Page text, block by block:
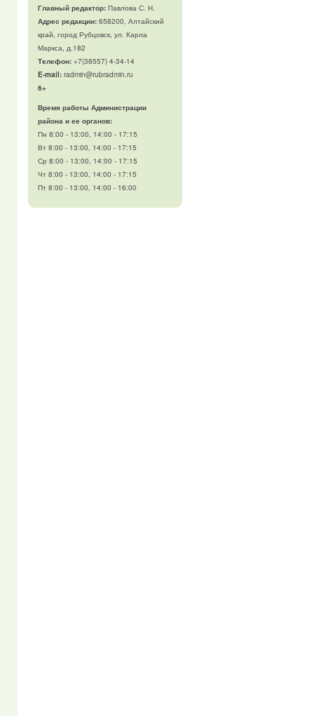
Главный редактор:Павлова С. Н.
Адрес редакции:658200, Алтайский
край, город Рубцовск, ул. Карла
Маркса, д.182
Телефон:+7(38557) 4-34-14
E-mail:radmin@rubradmin.ru
6+
Время работы Администрации
района и ее органов:
Пн 8:00 - 13:00, 14:00 - 17:15
Вт 8:00 - 13:00, 14:00 - 17:15
Ср 8:00 - 13:00, 14:00 - 17:15
Чт 8:00 - 13:00, 14:00 - 17:15
Пт 8:00 - 13:00, 14:00 - 16:00